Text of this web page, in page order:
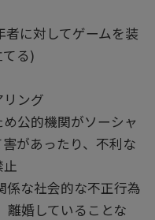
に対してゲームを装
る)
ング
公的機関がソーシャ
があったり、不利な
係な社会的な不正行為
離婚していることな